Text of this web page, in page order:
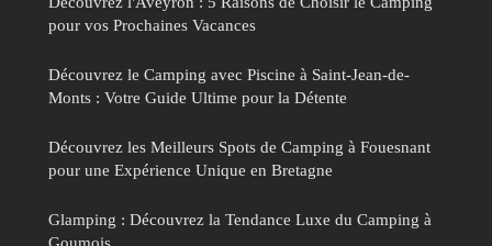
pour vos Prochaines Vacances
Découvrez le Camping avec Piscine à Saint-Jean-de-
Monts : Votre Guide Ultime pour la Détente
Découvrez les Meilleurs Spots de Camping à Fouesnant
pour une Expérience Unique en Bretagne
Glamping : Découvrez la Tendance Luxe du Camping à
Goumois